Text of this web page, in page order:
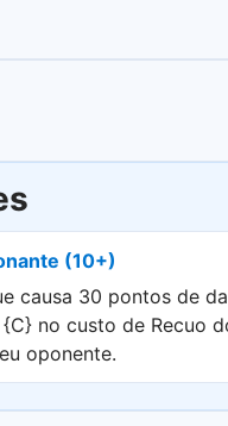
(10+)
causa 30 pontos de
no custo de Recuo
oponente.